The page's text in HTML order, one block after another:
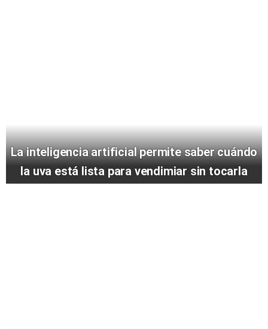
La inteligencia artificial permite saber cuándo
la uva está lista para vendimiar sin tocarla